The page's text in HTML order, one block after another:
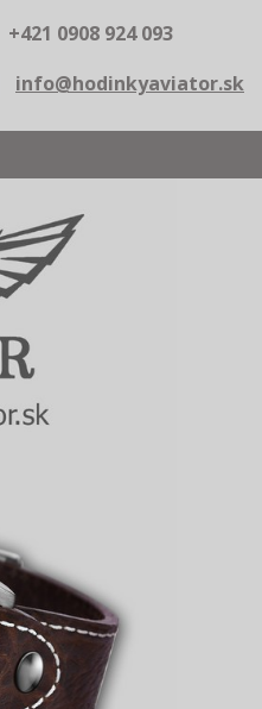
+421 0908 924 093
info@hodinkyaviator.sk